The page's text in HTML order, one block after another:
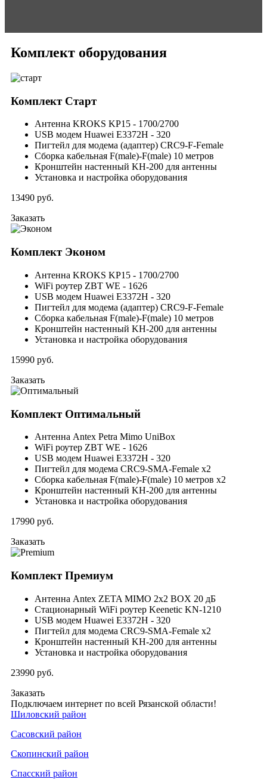
Комплект оборудования
Комплект Старт
Антенна KROKS KP15 - 1700/2700
USB модем Huawei E3372H - 320
Пигтейл для модема (адаптер) CRC9-F-Female
Сборка кабельная F(male)-F(male) 10 метров
Кронштейн настенный KH-200 для антенны
Установка и настройка оборудования
13490 руб.
Заказать
Комплект Эконом
Антенна KROKS KP15 - 1700/2700
WiFi роутер ZBT WE - 1626
USB модем Huawei E3372H - 320
Пигтейл для модема (адаптер) CRC9-F-Female
Сборка кабельная F(male)-F(male) 10 метров
Кронштейн настенный KH-200 для антенны
Установка и настройка оборудования
15990 руб.
Заказать
Комплект Оптимальный
Антенна Antex Petra Mimo UniBox
WiFi роутер ZBT WE - 1626
USB модем Huawei E3372H - 320
Пигтейл для модема CRC9-SMA-Female x2
Сборка кабельная F(male)-F(male) 10 метров x2
Кронштейн настенный KH-200 для антенны
Установка и настройка оборудования
17990 руб.
Заказать
КомплектПремиум
Антенна Antex ZETA MIMO 2x2 BOX 20 дБ
Стационарный WiFi роутер Keenetic KN-1210
USB модем Huawei E3372H - 320
Пигтейл для модема CRC9-SMA-Female x2
Кронштейн настенный KH-200 для антенны
Установка и настройка оборудования
23990 руб.
Заказать
Подключаем интернет по всей Рязанской области!
Шиловский район
Сасовский район
Скопинский район
Спасский район